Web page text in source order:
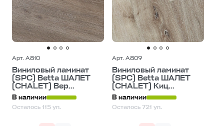
Арт. A810
Виниловый ламинат
(SPC) Betta ШАЛЕТ
(CHALET) Вер...
В наличии
Осталось 115 уп.
Арт. A809
Виниловый ламинат
(SPC) Betta ШАЛЕТ
(CHALET) Киц...
В наличии
Осталось 721 уп.